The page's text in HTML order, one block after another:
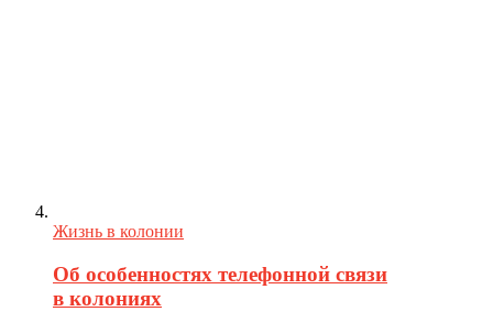
Жизнь в колонии
Об особенностях телефонной связи
в колониях